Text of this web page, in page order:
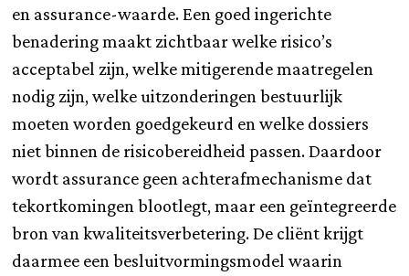
en assurance-waarde. Een goed ingerichte
benadering maakt zichtbaar welke risico’s
acceptabel zijn, welke mitigerende maatregelen
nodig zijn, welke uitzonderingen bestuurlijk
moeten worden goedgekeurd en welke dossiers
niet binnen de risicobereidheid passen. Daardoor
wordt assurance geen achterafmechanisme dat
tekortkomingen blootlegt, maar een geïntegreerde
bron van kwaliteitsverbetering. De cliënt krijgt
daarmee een besluitvormingsmodel waarin